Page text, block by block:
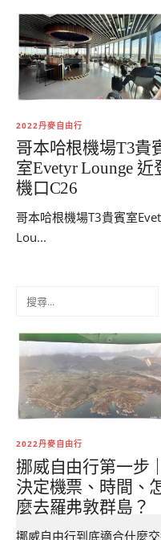
2022丹麥自由行
哥本哈根機場T3貴
室Evetyr Lounge 近
機口C26
哥本哈根機場T3貴賓室
Lou...
2022丹麥自由行
挪威自由行第一步｜
決定機票、時間、
麼去羅弗敦群島？
挪威自由行到底適合什麼
關